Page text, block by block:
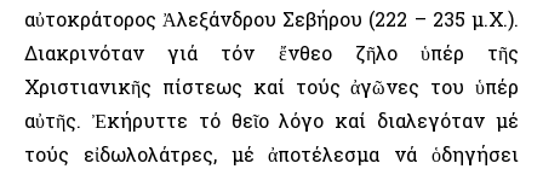
αὐτοκράτορος Ἀλεξάνδρου Σεβήρου (222 – 235 μ.Χ.).
Διακρινόταν γιά τόν ἔνθεο ζῆλο ὑπέρ τῆς
Χριστιανικῆς πίστεως καί τούς ἀγῶνες του ὑπέρ
αὐτῆς. Ἐκήρυττε τό θεῖο λόγο καί διαλεγόταν μέ
τούς εἰδωλολάτρες, μέ ἀποτέλεσμα νά ὁδηγήσει